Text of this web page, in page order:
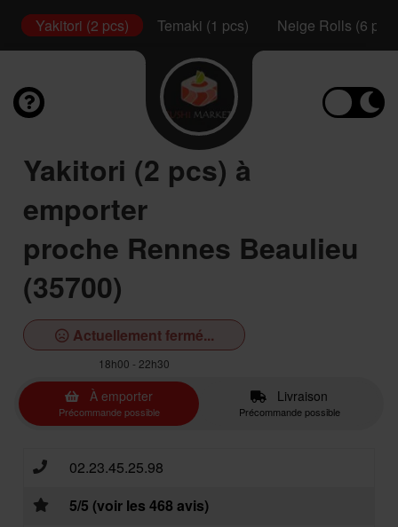
Yakitori (2 pcs) Temaki (1 pcs) Neige Rolls (6 pcs)
Yakitori (2 pcs) à
emporter
proche Rennes Beaulieu
(35700)
Actuellement fermé...
18h00 - 22h30
À emporter
Précommande possible
Livraison
Précommande possible
02.23.45.25.98
5/5 (voir les 468 avis)